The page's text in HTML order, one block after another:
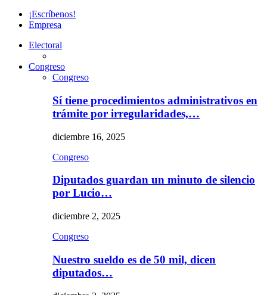
¡Escríbenos!
Empresa
Electoral
Congreso
Congreso
Sí tiene procedimientos administrativos en
trámite por irregularidades,…
diciembre 16, 2025
Congreso
Diputados guardan un minuto de silencio
por Lucio…
diciembre 2, 2025
Congreso
Nuestro sueldo es de 50 mil, dicen
diputados…